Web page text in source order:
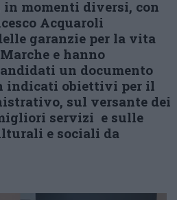
momenti diversi, con
Acquaroli
garanzie per la vita
e hanno
un documento
indicati obiettivi per il
sul versante dei
servizi e sulle
e sociali da